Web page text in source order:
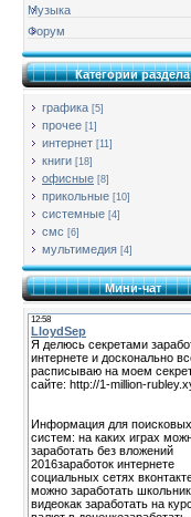
Музыка
Форум
Категории раздела
графика [5]
прочее [1]
интернет [11]
книги [18]
офисные [8]
прикольные [10]
системные [4]
смс [6]
мультимедия [4]
Мини-чат